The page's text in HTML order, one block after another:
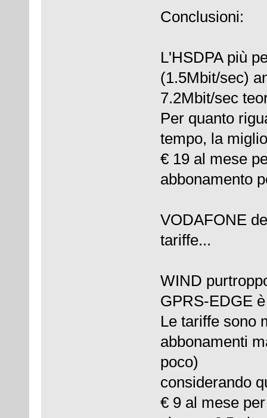
Conclusioni:
L'HSDPA più
(1.5Mbit/sec)
7.2Mbit/sec
Per quanto
tempo, la
€ 19 al mese
abbonamento
VODAFONE
tariffe...
WIND
GPRS-EDGE
Le tariffe sono
abbonamenti
poco)
considerando
€ 9 al mese